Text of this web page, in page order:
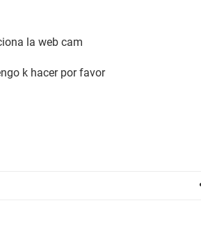
la web cam
k hacer por favor